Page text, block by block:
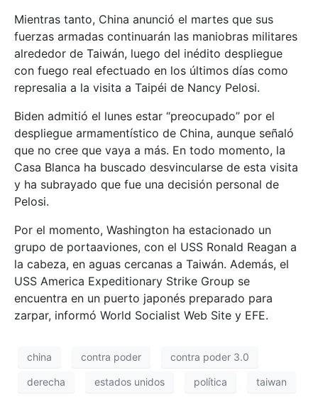
Mientras tanto, China anunció el martes que sus
fuerzas armadas continuarán las maniobras militares
alrededor de Taiwán, luego del inédito despliegue
con fuego real efectuado en los últimos días como
represalia a la visita a Taipéi de Nancy Pelosi.
Biden admitió el lunes estar “preocupado” por el
despliegue armamentístico de China, aunque señaló
que no cree que vaya a más. En todo momento, la
Casa Blanca ha buscado desvincularse de esta visita
y ha subrayado que fue una decisión personal de
Pelosi.
Por el momento, Washington ha estacionado un
grupo de portaaviones, con el USS Ronald Reagan a
la cabeza, en aguas cercanas a Taiwán. Además, el
USS America Expeditionary Strike Group se
encuentra en un puerto japonés preparado para
zarpar, informó World Socialist Web Site y EFE.
china contra poder contra poder 3.0
derecha estados unidos política taiwan